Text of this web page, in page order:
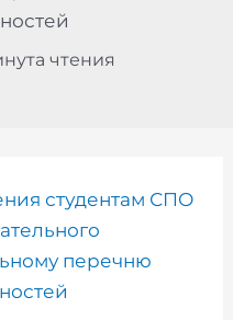
чтения
студентам СПО
перечню